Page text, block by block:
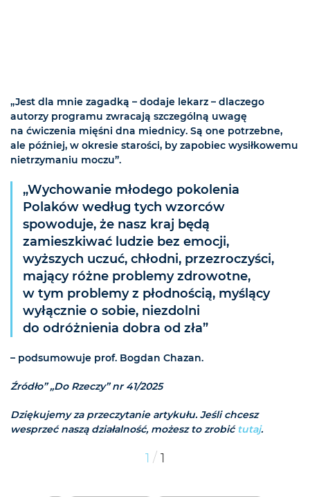
„Jest dla mnie zagadką – dodaje lekarz – dlaczego
autorzy programu zwracają szczególną uwagę
na ćwiczenia mięśni dna miednicy. Są one potrzebne,
ale później, w okresie starości, by zapobiec wysiłkowemu
nietrzymaniu moczu”.
„Wychowanie młodego pokolenia
Polaków według tych wzorców
spowoduje, że nasz kraj będą
zamieszkiwać ludzie bez emocji,
wyższych uczuć, chłodni, przezroczyści,
mający różne problemy zdrowotne,
w tym problemy z płodnością, myślący
wyłącznie o sobie, niezdolni
do odróżnienia dobra od zła”
– podsumowuje prof. Bogdan Chazan.
Źródło” „Do Rzeczy” nr 41/2025
Dziękujemy za przeczytanie artykułu. Jeśli chcesz
wesprzeć naszą działalność, możesz to zrobićtutaj.
1 / 1